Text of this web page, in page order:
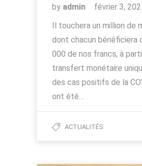
by admin
février 3,
Il touchera un million de
dont chacun bénéficiera
000 de nos francs, à
transfert monétaire
des cas positifs de la
ont été…
ACTUALITÉS